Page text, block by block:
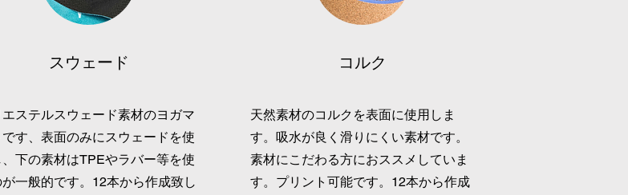
​スウェード
ステルスウェード素材のヨガマ
です、表面のみにスウェードを使
、下の素材はTPEやラバー等を使
が一般的です。12本から作成致し
​コルク
天然素材のコルクを表面に使用しま
す。 吸水が良く滑りにくい素材です。
​素材にこだわる方におススメしていま
す。プリント可能です。12本から作成